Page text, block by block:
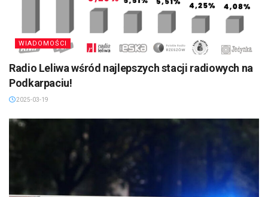
WIADOMOŚCI
Radio Leliwa wśród najlepszych stacji radiowych na
Podkarpaciu!
2025-03-19